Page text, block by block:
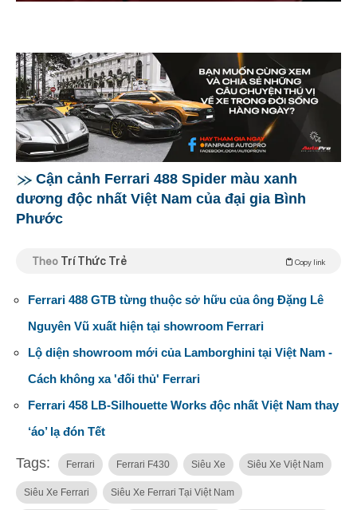
Cận cảnh Ferrari 488 Spider màu xanh
dương độc nhất Việt Nam của đại gia Bình
Phước
Theo Trí Thức Trẻ Copy link
Ferrari 488 GTB từng thuộc sở hữu của ông Đặng Lê
Nguyên Vũ xuất hiện tại showroom Ferrari
Lộ diện showroom mới của Lamborghini tại Việt Nam -
Cách không xa 'đối thủ' Ferrari
Ferrari 458 LB-Silhouette Works độc nhất Việt Nam thay
‘áo’ lạ đón Tết
Tags: Ferrari Ferrari F430 Siêu Xe Siêu Xe Việt Nam
Siêu Xe Ferrari Siêu Xe Ferrari Tại Việt Nam